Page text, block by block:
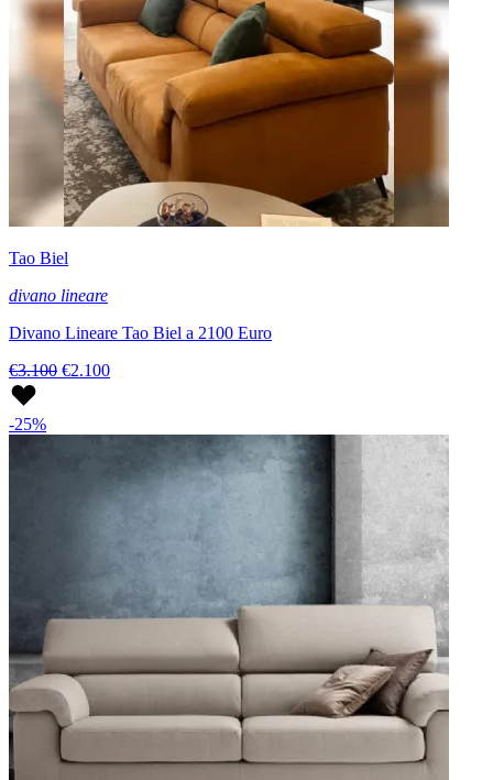
Tao Biel
divano lineare
Divano Lineare Tao Biel a 2100 Euro
€3.100 €2.100
-25%